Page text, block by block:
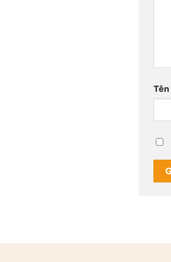
Tên